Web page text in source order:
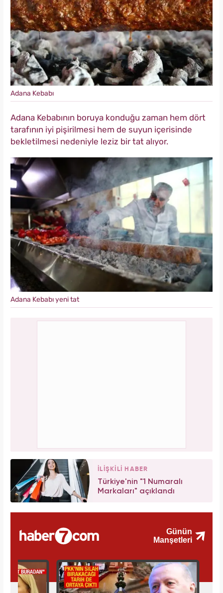
Adana Kebabı
Adana Kebabının boruya konduğu zaman hem dört
tarafının iyi pişirilmesi hem de suyun içerisinde
bekletilmesi nedeniyle leziz bir tat alıyor.
Adana Kebabı yeni tat
İLİŞKİLİ HABER
Türkiye'nin "1 Numaralı
Markaları" açıklandı